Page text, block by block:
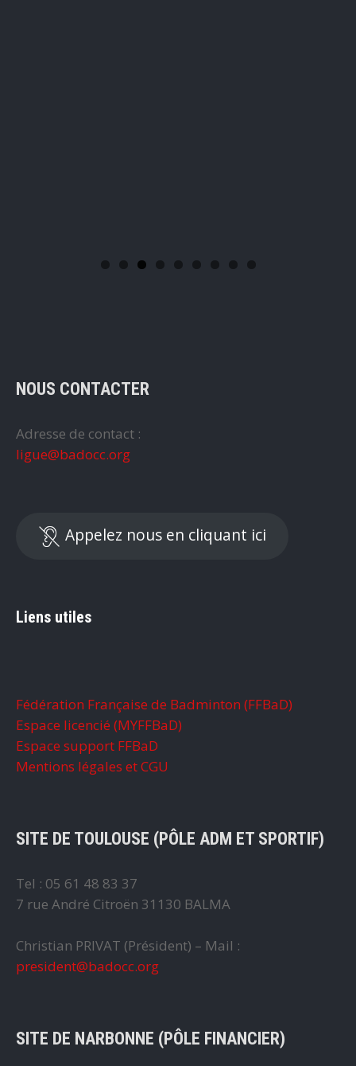
NOUS CONTACTER
Adresse de contact :
ligue@badocc.org
Appelez nous en cliquant ici
Liens utiles
Fédération Française de Badminton (FFBaD)
Espace licencié (MYFFBaD)
Espace support FFBaD
Mentions légales et CGU
SITE DE TOULOUSE (PÔLE ADM ET SPORTIF)
Tel : 05 61 48 83 37
7 rue André Citroën 31130 BALMA
Christian PRIVAT (Président) – Mail :
president@badocc.org
SITE DE NARBONNE (PÔLE FINANCIER)